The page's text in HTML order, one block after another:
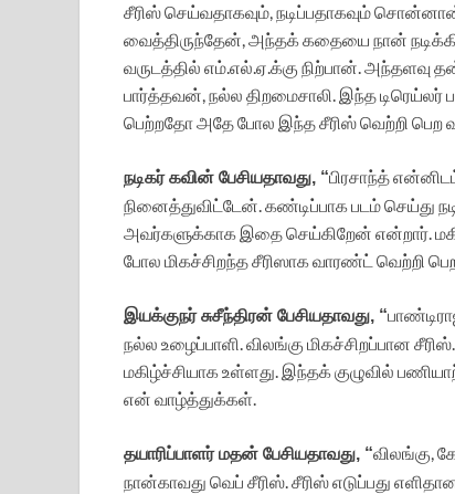
சீரிஸ் செய்வதாகவும், நடிப்பதாகவும்
வைத்திருந்தேன், அந்தக் கதையை நான்
வருடத்தில் எம்.எல்.ஏ.க்கு நிற்பான்.
பார்த்தவன், நல்ல திறமைசாலி. இந்த
பெற்றதோ அதே போல இந்த சீரிஸ் வெற்றி பெற
நடிகர் கவின் பேசியதாவது, “பிரசாந்த்
நினைத்துவிட்டேன். கண்டிப்பாக படம்
அவர்களுக்காக இதை செய்கிறேன் என்றார்.
போல மிகச்சிறந்த சீரிஸாக வாரண்ட் வெற்றி
இயக்குநர் சுசீந்திரன் பேசியதாவது, “
நல்ல உழைப்பாளி. விலங்கு மிகச்சிறப்பான
மகிழ்ச்சியாக உள்ளது. இந்தக் குழுவில்
என் வாழ்த்துக்கள்.
தயாரிப்பாளர் மதன் பேசியதாவது, “விலங்கு,
நான்காவது வெப் சீரிஸ். சீரிஸ் எடுப்பது